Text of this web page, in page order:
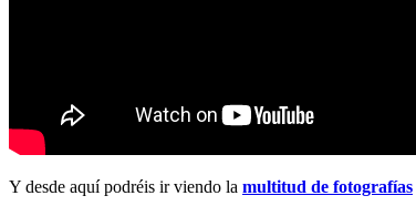
Y desde aquí podréis ir viendo la multitud de fotografías